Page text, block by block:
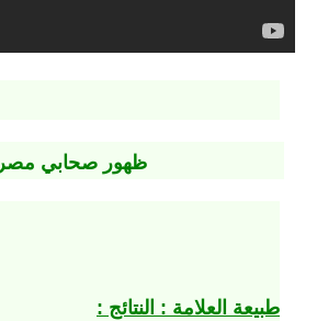
ظهور صحابي مصر
طبيعة العلامة : النتائج :